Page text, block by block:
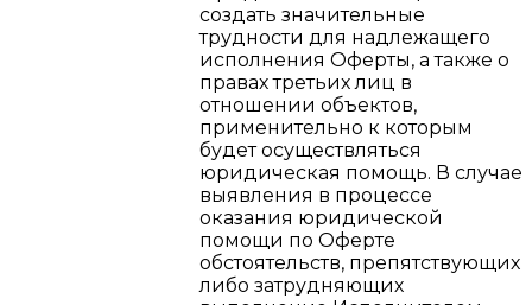
создать значительные
трудности для надлежащего
исполнения Оферты, а также о
правах третьих лиц в
отношении объектов,
применительно к которым
будет осуществляться
юридическая помощь. В случае
выявления в процессе
оказания юридической
помощи по Оферте
обстоятельств, препятствующих
либо затрудняющих